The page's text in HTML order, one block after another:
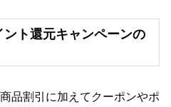
ト還元キャンペーンの
品割引に加えてクーポンやポ